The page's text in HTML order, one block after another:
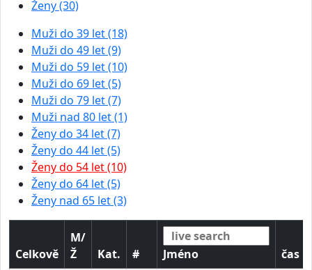
Ženy (30)
Muži do 39 let (18)
Muži do 49 let (9)
Muži do 59 let (10)
Muži do 69 let (5)
Muži do 79 let (7)
Muži nad 80 let (1)
Ženy do 34 let (7)
Ženy do 44 let (5)
Ženy do 54 let (10)
Ženy do 64 let (5)
Ženy nad 65 let (3)
Celkově
M/
Ž
Kat. # Jméno
čas